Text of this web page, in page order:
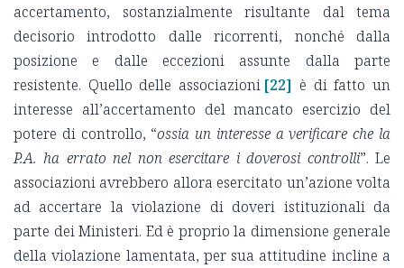
accertamento, sostanzialmente risultante dal tema
decisorio introdotto dalle ricorrenti, nonché dalla
posizione e dalle eccezioni assunte dalla parte
resistente. Quello delle associazioni [22] è di fatto un
interesse all’accertamento del mancato esercizio del
potere di controllo, “ossia un interesse a verificare che la
P.A. ha errato nel non esercitare i doverosi controlli”. Le
associazioni avrebbero allora esercitato un’azione volta
ad accertare la violazione di doveri istituzionali da
parte dei Ministeri. Ed è proprio la dimensione generale
della violazione lamentata, per sua attitudine incline a